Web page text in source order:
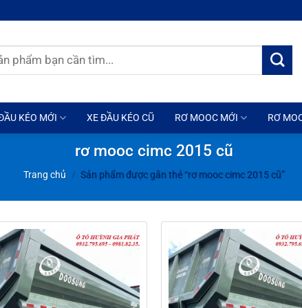
KÉO MỚI XE ĐẦU KÉO CŨ RƠ MOOC MỚI RƠ
rơ mooc cimc 2015 cũ
Trang chủ / Sản phẩm được gắn thẻ “rơ mooc cimc 2015 cũ”